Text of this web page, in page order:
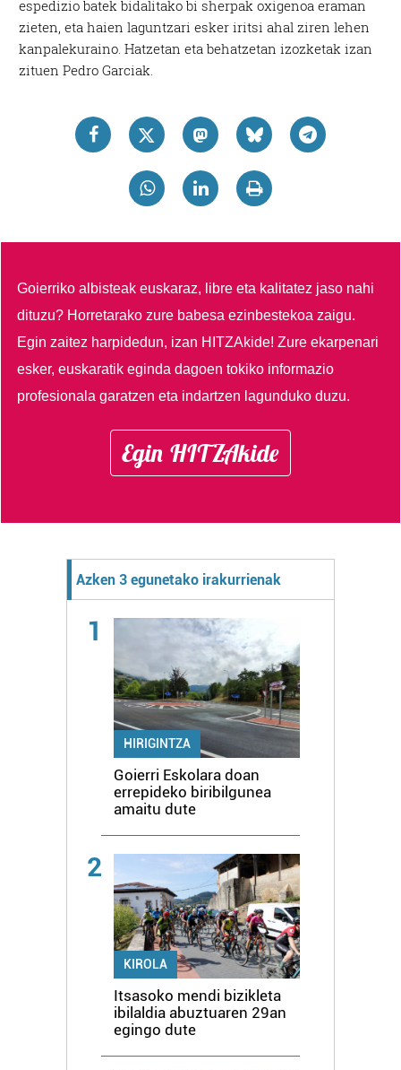
espedizio batek bidalitako bi sherpak oxigenoa eraman
zieten, eta haien laguntzari esker iritsi ahal ziren lehen
kanpalekuraino. Hatzetan eta behatzetan izozketak izan
zituen Pedro Garciak.
Goierriko albisteak euskaraz, libre eta kalitatez jaso nahi
dituzu? Horretarako zure babesa ezinbestekoa zaigu.
Egin zaitez harpidedun, izan HITZAkide!Zure ekarpenari
esker, euskaratik eginda dagoen tokiko informazio
profesionala garatzen eta indartzen lagunduko duzu.
Egin HITZAkide
Azken 3 egunetako irakurrienak
1
HIRIGINTZA
Goierri Eskolara doan
errepideko biribilgunea
amaitu dute
2
KIROLA
Itsasoko mendi bizikleta
ibilaldia abuztuaren 29an
egingo dute